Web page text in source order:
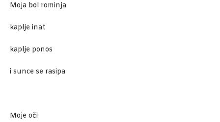
Moja bol rominja
kaplje inat
kaplje ponos
i sunce se rasipa
Moje oči